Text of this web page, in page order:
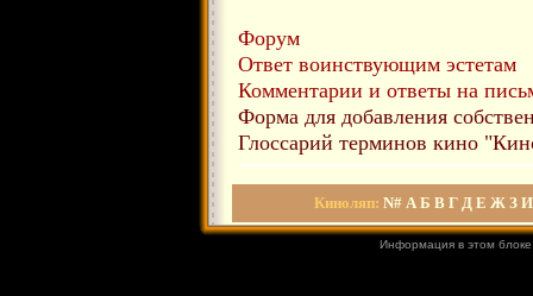
Форум
Ответ воинствующим эстетам
Комментарии и ответы на
Форма для добавления
Глоссарий терминов кино
Киноляп: N# А Б В Г Д Е Ж З И
Информация в этом